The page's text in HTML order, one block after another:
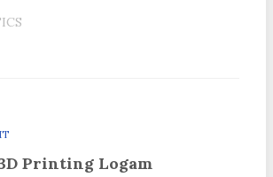
Printing Logam